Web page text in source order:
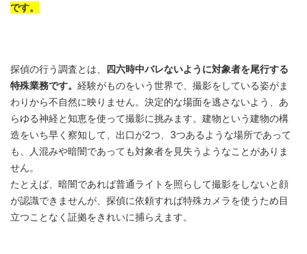
です。
探偵の行う調査とは、 四六時中バレないように対象者を尾行する
特殊業務です。 経験がものをいう世界で、撮影をしている姿がま
わりから不自然に映りません。決定的な場面を逃さないよう、あ
らゆる神経と知恵を使って撮影に挑みます。建物という建物の構
造をいち早く察知して、出口が2つ、3つあるような場所であって
も、人混みや暗闇であっても対象者を見失うようなことがありま
せん。
たとえば、暗闇であれば普通ライトを照らして撮影をしないと顔
が認識できませんが、探偵に依頼すれば特殊カメラを使うため目
立つことなく証拠をきれいに捕らえます。